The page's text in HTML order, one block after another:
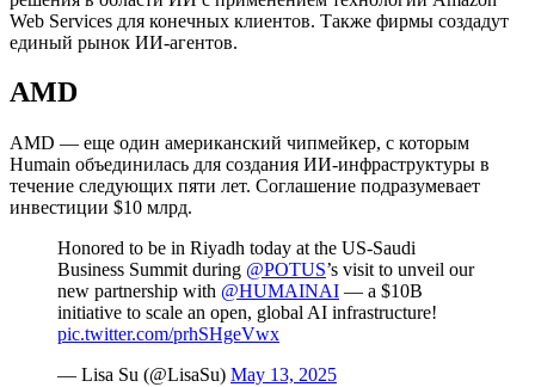
Web Services для конечных клиентов. Также фирмы создадут
единый рынок ИИ-агентов.
AMD
AMD — еще один американский чипмейкер, с которым
Humain объединилась для создания ИИ-инфраструктуры в
течение следующих пяти лет. Соглашение подразумевает
инвестиции $10 млрд.
Honored to be in Riyadh today at the US-Saudi
Business Summit during @POTUS’s visit to unveil our
new partnership with @HUMAINAI — a $10B
initiative to scale an open, global AI infrastructure!
pic.twitter.com/prhSHgeVwx
— Lisa Su (@LisaSu) May 13, 2025